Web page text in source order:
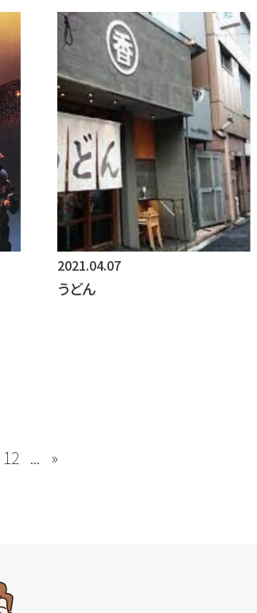
開示等が必要な際は当社まで連絡い
【お問い合わせ・取扱に関する苦情等
当社の個人情報の取扱に関するお問い
については、下記窓口へご連絡いただ
株式会社オルトメディコ 個人情報お問い
〒112-0002 東京都文京区小石川1丁
TEL：03-3818-0610
Mail：support@orthomedico.jp
（代表取締役：山本 和雄）
（個人情報保護管理者：大内 幸子）
2021.04.07
うどん
12 ... »